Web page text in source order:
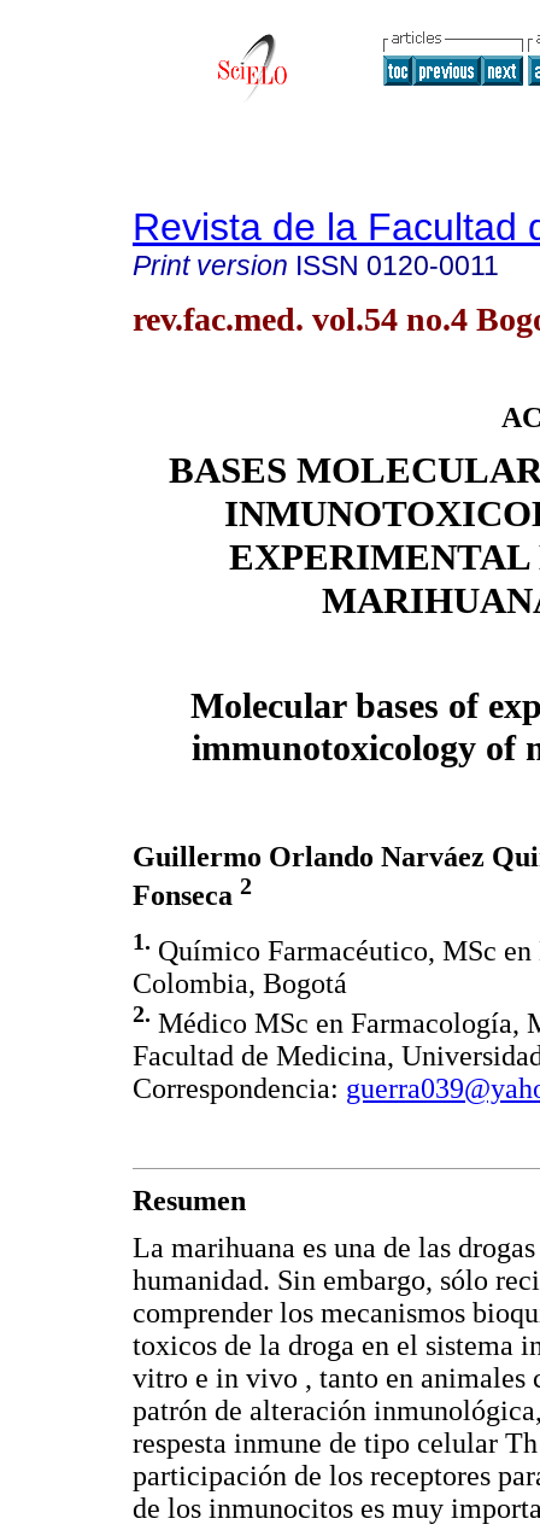
Revista de la Facultad
Print version ISSN 0120-0011
rev.fac.med. vol.54 no.4
BASES
EXPERIMENTAL
Molecular bases of
immunotoxicology of
Guillermo Orlando Narváez
Fonseca 2
1. Químico Farmacéutico, MSc
Colombia, Bogotá
2. Médico MSc en Farmacología,
Facultad de Medicina,
Correspondencia:
Resumen
La marihuana es una de las
humanidad. Sin embargo, sólo
comprender los mecanismos
toxicos de la droga en el sistema
vitro e in vivo , tanto en animales
patrón de alteración
respesta inmune de tipo celular
participación de los receptores
de los inmunocitos es muy